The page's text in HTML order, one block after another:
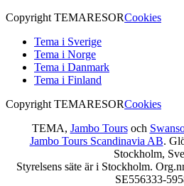
Copyright TEMARESORCookies
Tema i Sverige
Tema i Norge
Tema i Danmark
Tema i Finland
Copyright TEMARESORCookies
TEMA, Jambo Toursoch
Jambo Tours Scandinavia AB.
Stockholm,
Styrelsens säte är i Stockholm.
SE556333-